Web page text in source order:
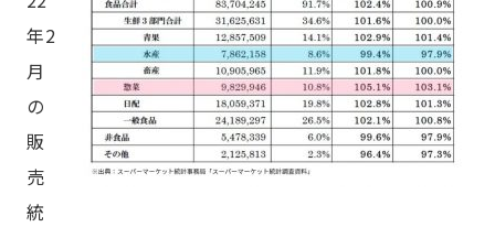
年2
月
の
販
売
統